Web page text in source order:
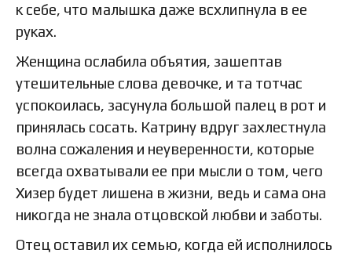
к себе, что малышка даже всхлипнула в ее
руках.
Женщина ослабила объятия, зашептав
утешительные слова девочке, и та тотчас
успокоилась, засунула большой палец в рот и
принялась сосать. Катрину вдруг захлестнула
волна сожаления и неуверенности, которые
всегда охватывали ее при мысли о том, чего
Хизер будет лишена в жизни, ведь и сама она
никогда не знала отцовской любви и заботы.
Отец оставил их семью, когда ей исполнилось